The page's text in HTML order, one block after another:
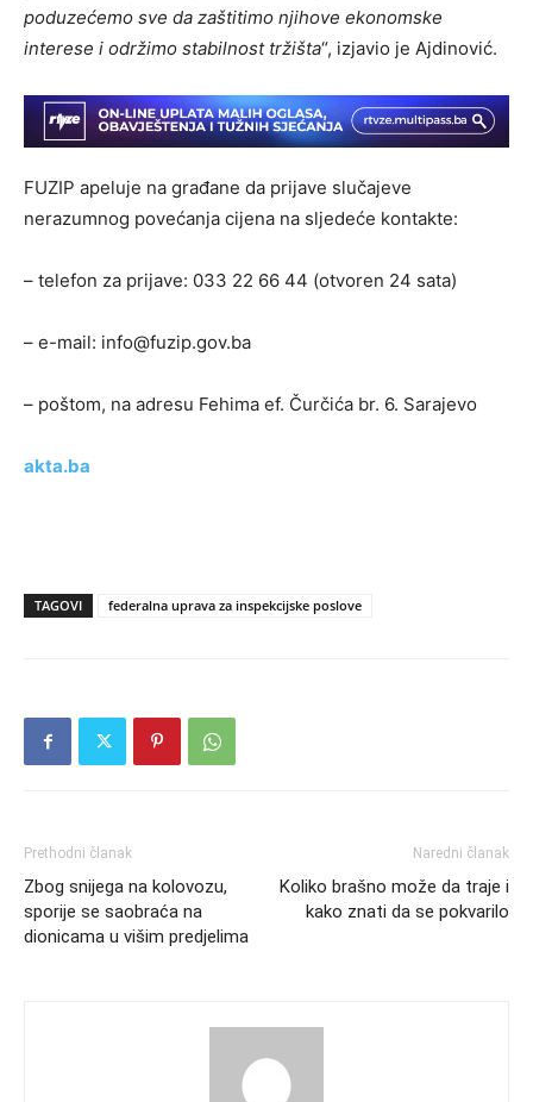
poduzećemo sve da zaštitimo njihove ekonomske
interese i održimo stabilnost tržišta“, izjavio je Ajdinović.
FUZIP apeluje na građane da prijave slučajeve
nerazumnog povećanja cijena na sljedeće kontakte:
– telefon za prijave: 033 22 66 44 (otvoren 24 sata)
– e-mail: info@fuzip.gov.ba
– poštom, na adresu Fehima ef. Čurčića br. 6. Sarajevo
akta.ba
TAGOVI federalna uprava za inspekcijske poslove
Prethodni članak
Zbog snijega na kolovozu,
sporije se saobraća na
dionicama u višim predjelima
Naredni članak
Koliko brašno može da traje i
kako znati da se pokvarilo